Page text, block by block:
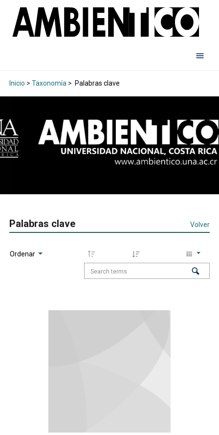
Inicio > Taxonomía > Palabras clave
Palabras clave Volver
Ordenar